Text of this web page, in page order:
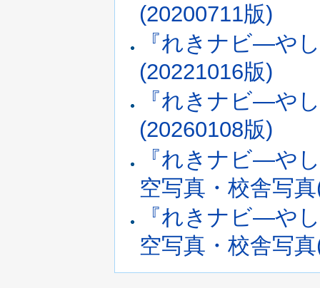
(20200711版)
『れきナビ―や
(20221016版)
『れきナビ―や
(20260108版)
『れきナビ―や
空写真・校舎写
『れきナビ―や
空写真・校舎写